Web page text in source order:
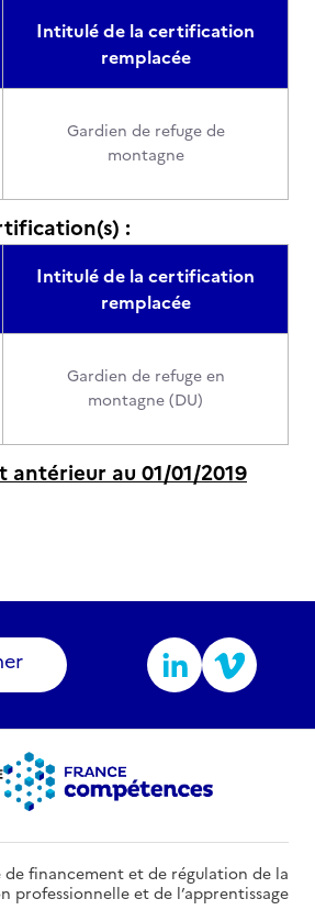
Intitulé de la certification
remplacée
Gardien de refuge de
montagne
:
Intitulé de la certification
remplacée
Gardien de refuge en
montagne (DU)
antérieur au 01/01/2019
financement et de régulation de la
professionnelle et de l’apprentissage